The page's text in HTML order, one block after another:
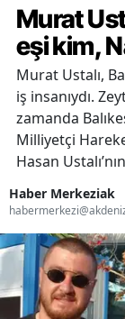
Murat
eşi kim,
Murat Ustalı,
iş insanıydı.
zamanda
Milliyetçi
Hasan
Haber Merkeziak